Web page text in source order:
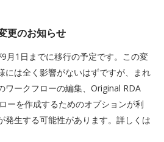
更のお知らせ
月1日までに移行の予定です。この変
には全く影響がないはずですが、まれ
ワークフローの編集、Original RDA
ーを作成するためのオプションが利
発生する可能性があります。詳しくは